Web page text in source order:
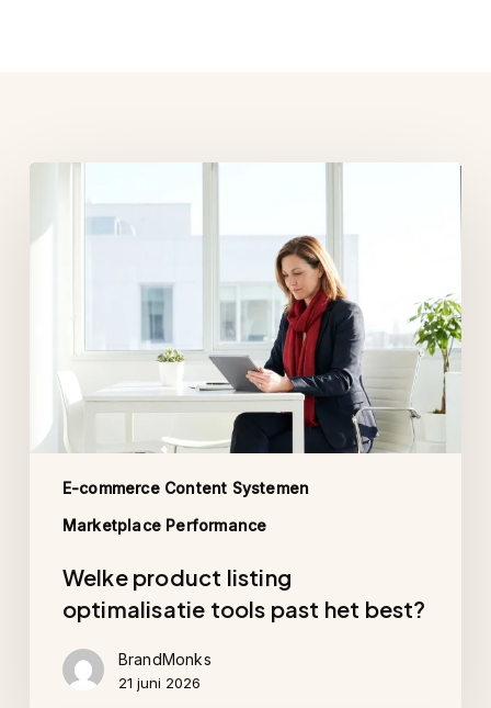
E-commerce Content Systemen
Marketplace Performance
Welke product listing
optimalisatie tools past het best?
BrandMonks
21 juni 2026